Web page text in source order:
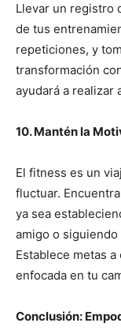
Llevar un registro
de tus
repeticiones, y
transformación
ayudará a realizar
10. Mantén la
El fitness es un
fluctuar.
ya sea
amigo o
Establece metas
enfocada en tu
Conclusión: